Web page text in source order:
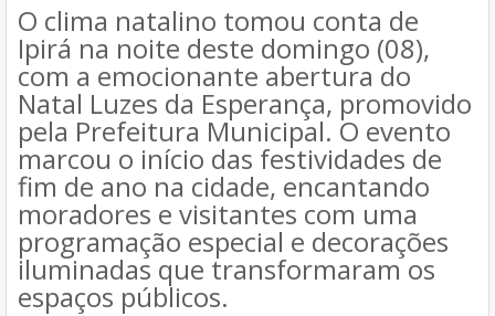
O clima natalino tomou conta de
Ipirá na noite deste domingo (08),
com a emocionante abertura do
Natal Luzes da Esperança, promovido
pela Prefeitura Municipal. O evento
marcou o início das festividades de
fim de ano na cidade, encantando
moradores e visitantes com uma
programação especial e decorações
iluminadas que transformaram os
espaços públicos.